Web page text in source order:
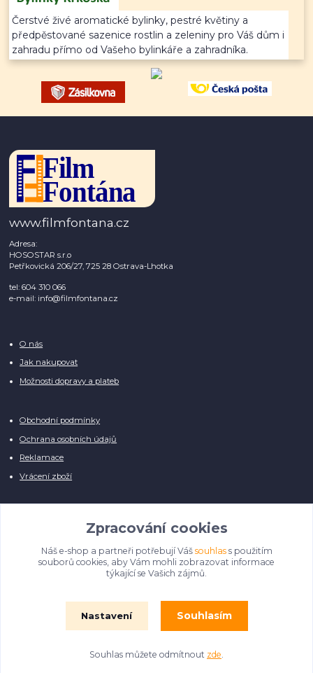
Čerstvé živé aromatické bylinky, pestré květiny a
předpěstované sazenice rostlin a zeleniny pro Váš dům i
zahradu přímo od Vašeho bylinkáře a zahradníka.
www.filmfontana.cz
Adresa:
HOSOSTAR s.r.o
Petřkovická 206/27, 725 28 Ostrava-Lhotka
tel: 604 310 066
e-mail: info@filmfontana.cz
O nás
Jak nakupovat
Možnosti dopravy a plateb
Obchodní podmínky
Ochrana osobních údajů
Reklamace
Vrácení zboží
Manuálně pro Vás kontrolujeme každý produkt, přesto se může stát, že u
několika z nich je vyobrazen pouze obrázek informativního charakteru.
Omlouváme se, na úpravě databáze pilně pracujeme.
Vytvořeno na
Eshop-rychle.cz
Zpracování cookies
Náš e-shop a partneři potřebují Váš souhlass použitím
souborů cookies, aby Vám mohli zobrazovat informace
týkající se Vašich zájmů.
Nastavení Souhlasím
Souhlas můžete odmítnout zde